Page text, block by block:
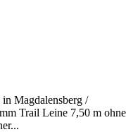
Magdalensberg /
Trail Leine 7,50 m ohne